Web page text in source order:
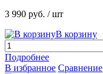
3 990 руб. / шт
В корзину
Подробнее
В избранное Сравнение